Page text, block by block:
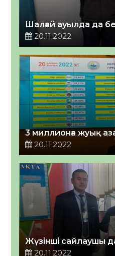
Шалғай ауылда да
20.11.2022
3 миллионға жуық
20.11.2022
Жүзінші сайлаушы
20.11.2022